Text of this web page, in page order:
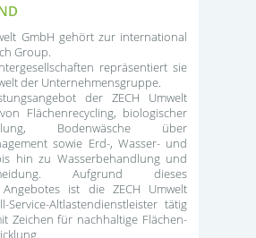
GmbH gehört zur international
Group.
repräsentiert sie
der Unternehmensgruppe.
der ZECH Umwelt
Flächenrecycling, biologischer
Bodenwäsche über
sowie Erd-, Wasser- und
hin zu Wasserbehandlung und
Aufgrund dieses
Angebotes ist die ZECH Umwelt
Service-Altlastendienstleister tätig
Zeichen für nachhaltige Flächen-